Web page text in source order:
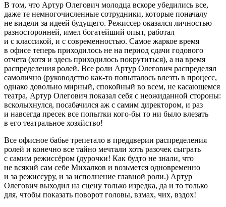
В том, что Артур Олегович молодца вскоре убедились все,
даже те немногочисленные сотрудники, которые поначалу
не видели за идеей будущего. Режиссер оказался личностью
разносторонней, имел богатейший опыт, работал
и с классикой, и с современностью. Самое жаркое время
в офисе теперь приходилось не на период сдачи годового
отчета (хотя и здесь приходилось покрутиться), а на время
распределения ролей. Все роли Артур Олегович распределял
самолично (руководство как-то попыталось влезть в процесс,
однако довольно мирный, спокойный во всем, не касающемся
театра, Артур Олегович показал себя с неожиданной стороны:
всколыхнулся, посабачился аж с самим директором, и раз
и навсегда пресек все попытки кого-бы то ни было влезать
в его театральное хозяйство!
Все офисное бабье трепетало в преддверии распределения
ролей и конечно все тайно мечтали хоть разочек сыграть
с самим режиссёром (дурочки! Как будто не знали, что
не всякий сам себе Михалков и возьмется одновременно
и за режиссуру, и за исполнение главной роли.) Артур
Олегович выходил на сцену только изредка, да и то только
для, чтобы показать поворот головы, взмах, чих, вздох!